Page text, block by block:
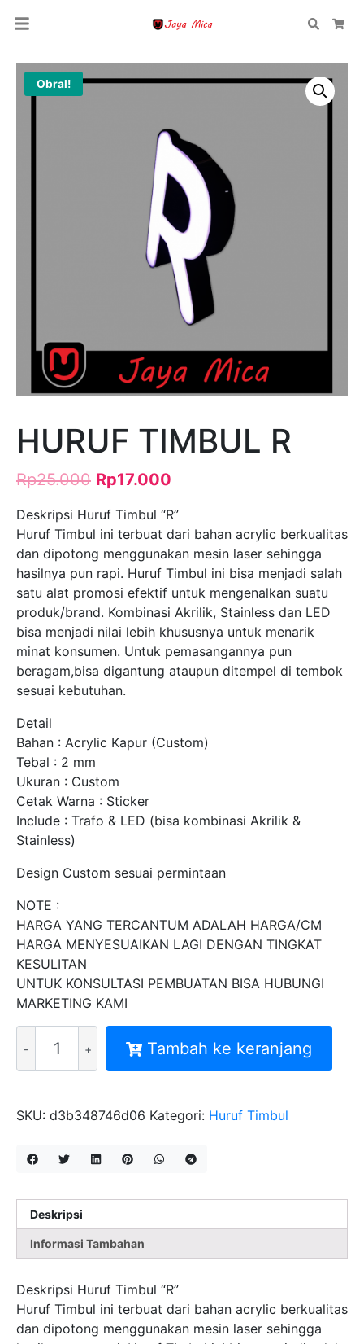
Search
Obral!
HURUF TIMBUL R
Rp25.000 Rp17.000
Deskripsi Huruf Timbul “R”
Huruf Timbul ini terbuat dari bahan acrylic berkualitas
dan dipotong menggunakan mesin laser sehingga
hasilnya pun rapi. Huruf Timbul ini bisa menjadi salah
satu alat promosi efektif untuk mengenalkan suatu
produk/brand. Kombinasi Akrilik, Stainless dan LED
bisa menjadi nilai lebih khususnya untuk menarik
minat konsumen. Untuk pemasangannya pun
beragam,bisa digantung ataupun ditempel di tembok
sesuai kebutuhan.
Detail
Bahan : Acrylic Kapur (Custom)
Tebal : 2 mm
Ukuran : Custom
Cetak Warna : Sticker
Include : Trafo & LED (bisa kombinasi Akrilik &
Stainless)
Design Custom sesuai permintaan
NOTE :
HARGA YANG TERCANTUM ADALAH HARGA/CM
HARGA MENYESUAIKAN LAGI DENGAN TINGKAT
KESULITAN
UNTUK KONSULTASI PEMBUATAN BISA HUBUNGI
MARKETING KAMI
HURUF
TIMBUL
Tambah ke keranjang
SKU: d3b348746d06 Kategori: Huruf Timbul
Deskripsi
Informasi Tambahan
Deskripsi Huruf Timbul “R”
Huruf Timbul ini terbuat dari bahan acrylic berkualitas
dan dipotong menggunakan mesin laser sehingga